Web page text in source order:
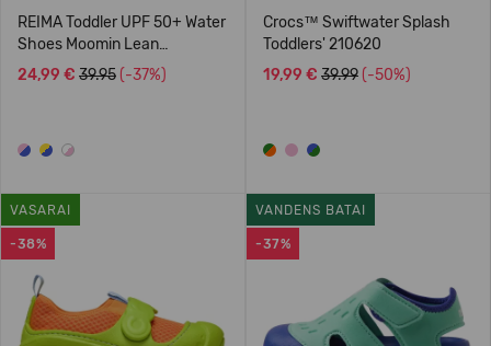
REIMA Toddler UPF 50+ Water
Shoes Moomin Lean
5400091M
24,99 € 39.95 (-37%)
Crocs™ Swiftwater Splash
Toddlers' 210620
19,99 € 39.99 (-50%)
-38%
VASARAI
-37%
VANDENS BATAI